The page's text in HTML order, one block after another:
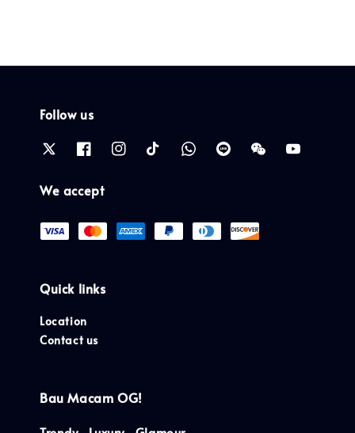
Follow us
We accept
Quick links
Location
Contact us
Bau Macam OG!